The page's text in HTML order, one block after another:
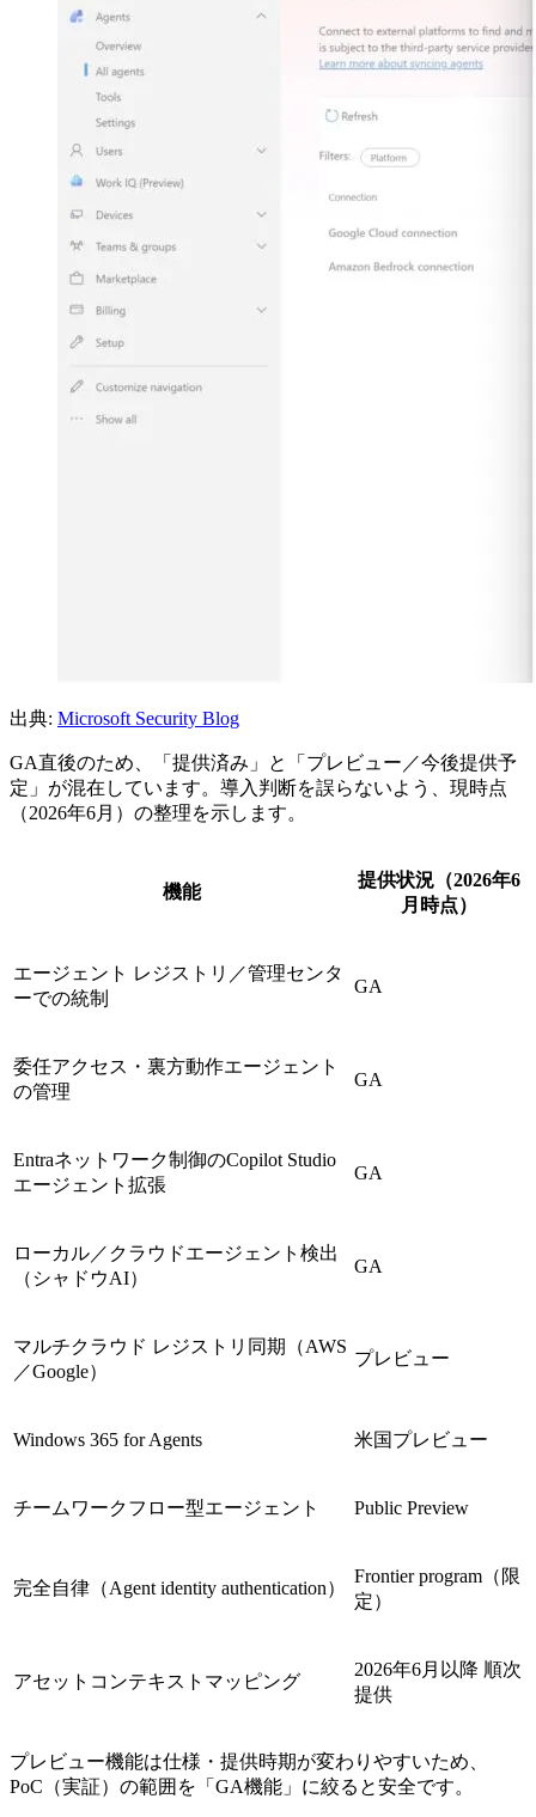
出典: Microsoft Security Blog
GA直後のため、「提供済み」と「プレビュー／今後提供予
定」が混在しています。導入判断を誤らないよう、現時点
（2026年6月）の整理を示します。
機能
提供状況（2026年6
月時点）
エージェント レジストリ／管理センタ
ーでの統制
GA
委任アクセス・裏方動作エージェント
の管理
GA
Entraネットワーク制御のCopilot Studio
エージェント拡張
GA
ローカル／クラウドエージェント検出
（シャドウAI）
GA
マルチクラウド レジストリ同期（AWS
／Google）
プレビュー
Windows 365 for Agents 米国プレビュー
チームワークフロー型エージェント Public Preview
完全自律（Agent identity authentication）
Frontier program（限
定）
アセットコンテキストマッピング
2026年6月以降 順次
提供
プレビュー機能は仕様・提供時期が変わりやすいため、
PoC（実証）の範囲を「GA機能」に絞ると安全です。